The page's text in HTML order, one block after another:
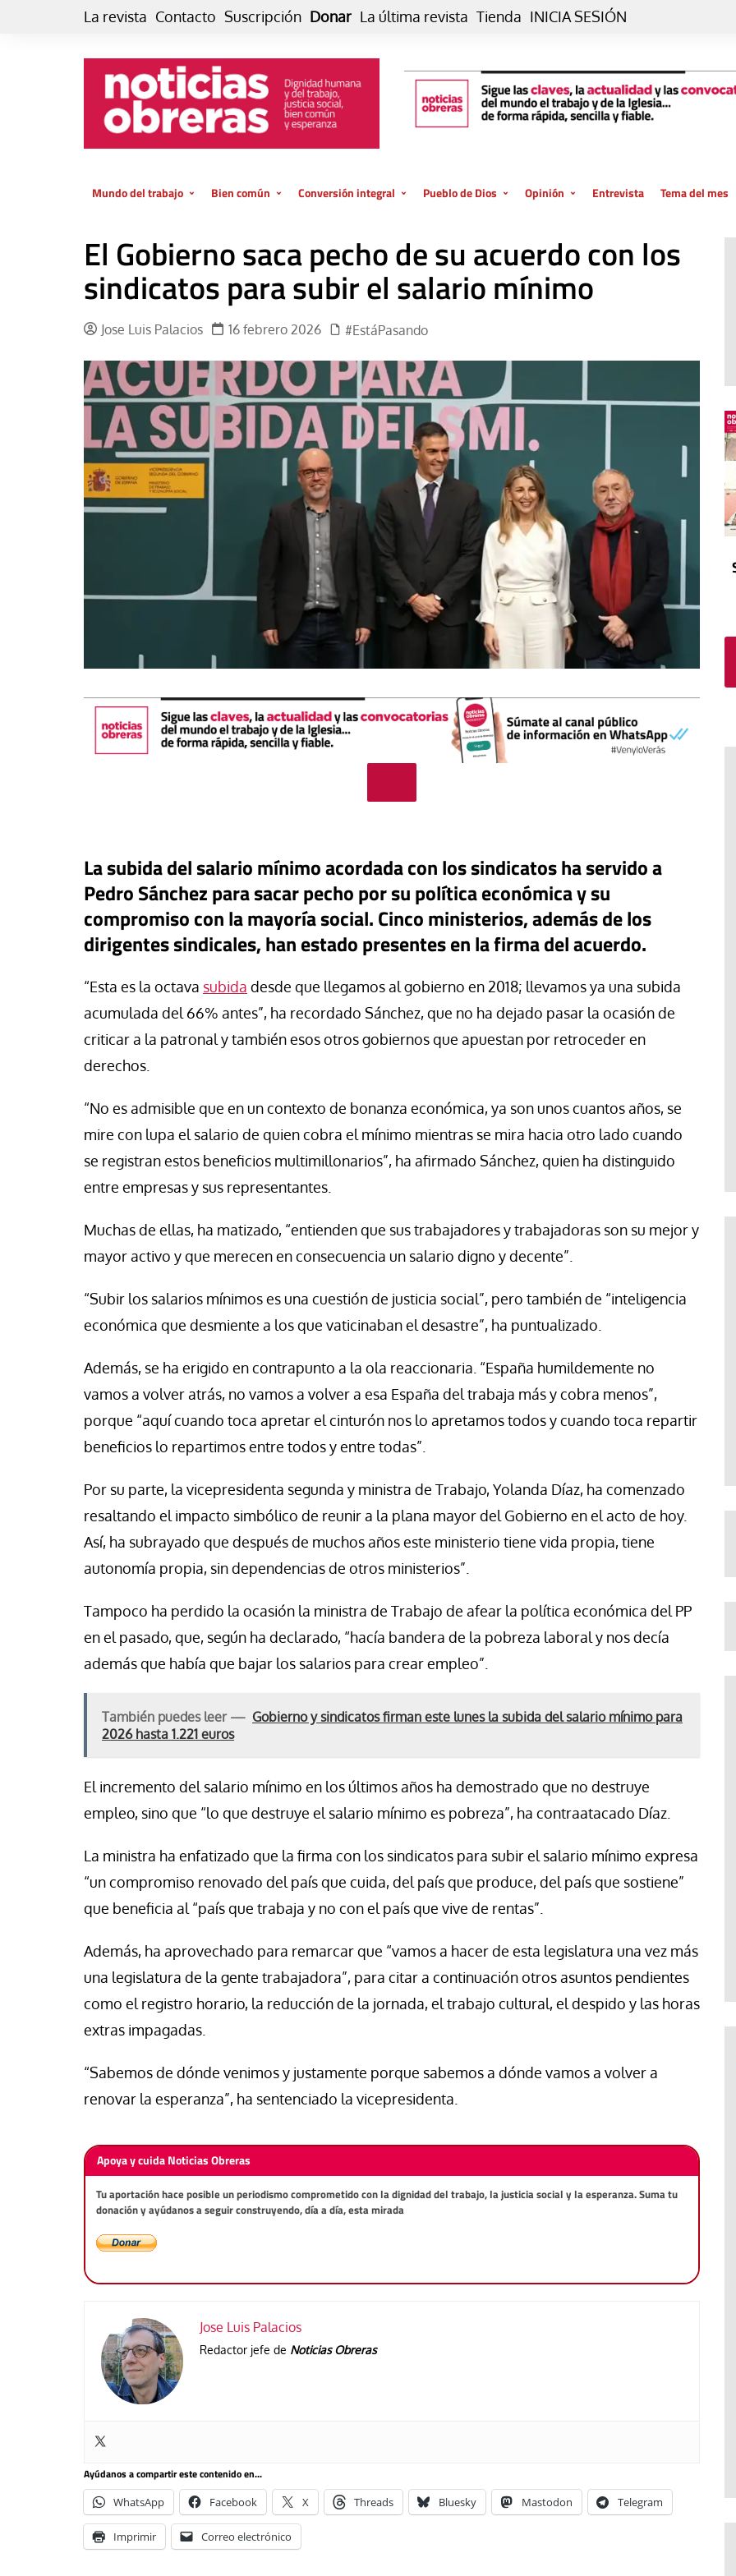
La revista Contacto Suscripción Donar La última revista Tienda INICIA SESIÓN
Mundo del trabajo
El trabajo es para la vida
GlobalizAcción
MMTC
Laboral
La mundialización
El amor en el mundo
Los empobrecidos por el
mundo
Radio — Mundo obrero hoy
Vidas precarias
Bien común
Economía
Conversión integral
de vida… es posible
El cuidado de la creación
Experiencia
Cultura
Libro
Cine
Dos minutos
Aplicaciones
Música
Poesía
Relato
Pueblo de Dios
La oración de cada día
Vaticano
El atrio
In memoriam
Opinión
Blog De paso…
Blog Eutopía
Tribuna
recogiendo humanidad
Blog Mensajes guardados
La columna
Entrevista Tema del mes
El Gobierno saca pecho de su acuerdo con los
sindicatos para subir el salario mínimo
Jose Luis Palacios 16 febrero 2026 #EstáPasando
La subida del salario mínimo acordada con los sindicatos ha servido a
Pedro Sánchez para sacar pecho por su política económica y su
compromiso con la mayoría social. Cinco ministerios, además de los
dirigentes sindicales, han estado presentes en la firma del acuerdo.
“Esta es la octava subida desde que llegamos al gobierno en 2018; llevamos ya una subida
acumulada del 66% antes”, ha recordado Sánchez, que no ha dejado pasar la ocasión de
criticar a la patronal y también esos otros gobiernos que apuestan por retroceder en
derechos.
“No es admisible que en un contexto de bonanza económica, ya son unos cuantos años, se
mire con lupa el salario de quien cobra el mínimo mientras se mira hacia otro lado cuando
se registran estos beneficios multimillonarios”, ha afirmado Sánchez, quien ha distinguido
entre empresas y sus representantes.
Muchas de ellas, ha matizado, “entienden que sus trabajadores y trabajadoras son su mejor y
mayor activo y que merecen en consecuencia un salario digno y decente”.
“Subir los salarios mínimos es una cuestión de justicia social”, pero también de “inteligencia
económica que desmiente a los que vaticinaban el desastre”, ha puntualizado.
Además, se ha erigido en contrapunto a la ola reaccionaria. “España humildemente no
vamos a volver atrás, no vamos a volver a esa España del trabaja más y cobra menos”,
porque “aquí cuando toca apretar el cinturón nos lo apretamos todos y cuando toca repartir
beneficios lo repartimos entre todos y entre todas”.
Por su parte, la vicepresidenta segunda y ministra de Trabajo, Yolanda Díaz, ha comenzado
resaltando el impacto simbólico de reunir a la plana mayor del Gobierno en el acto de hoy.
Así, ha subrayado que después de muchos años este ministerio tiene vida propia, tiene
autonomía propia, sin dependencias de otros ministerios”.
Tampoco ha perdido la ocasión la ministra de Trabajo de afear la política económica del PP
en el pasado, que, según ha declarado, “hacía bandera de la pobreza laboral y nos decía
además que había que bajar los salarios para crear empleo”.
También puedes leer — Gobierno y sindicatos firman este lunes la subida del salario mínimo para
2026 hasta 1.221 euros
El incremento del salario mínimo en los últimos años ha demostrado que no destruye
empleo, sino que “lo que destruye el salario mínimo es pobreza”, ha contraatacado Díaz.
La ministra ha enfatizado que la firma con los sindicatos para subir el salario mínimo expresa
“un compromiso renovado del país que cuida, del país que produce, del país que sostiene”
que beneficia al “país que trabaja y no con el país que vive de rentas”.
Además, ha aprovechado para remarcar que “vamos a hacer de esta legislatura una vez más
una legislatura de la gente trabajadora”, para citar a continuación otros asuntos pendientes
como el registro horario, la reducción de la jornada, el trabajo cultural, el despido y las horas
extras impagadas.
“Sabemos de dónde venimos y justamente porque sabemos a dónde vamos a volver a
renovar la esperanza”, ha sentenciado la vicepresidenta.
Apoya y cuida Noticias Obreras
Tu aportación hace posible un periodismo comprometido con la dignidad del trabajo, la justicia social y la esperanza. Suma tu
donación y ayúdanos a seguir construyendo, día a día, esta mirada
Jose Luis Palacios
Redactor jefe de Noticias Obreras
Ayúdanos a compartir este contenido en...
WhatsApp Facebook X Threads Bluesky Mastodon Telegram
Imprimir Correo electrónico
Tribuna
El país de los 30 minutos: España
aprueba una estrategia para vivir
Ana Belén López
#EstáPasando
Junior Canarias reclama una
respuesta urgente para proteger
a los menores migrantes en
Jose Luis Palacios